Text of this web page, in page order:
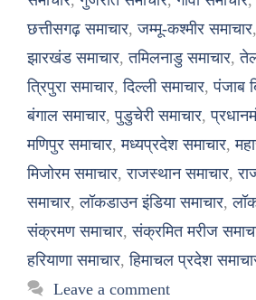
छत्तीसगढ़ समाचार,जम्मू-कश्मीर समाचार
झारखंड समाचार,तमिलनाडु समाचार,
त्रिपुरा समाचार,दिल्ली समाचार,पंजाब
बंगाल समाचार,पुडुचेरी समाचार,
मणिपुर समाचार,मध्यप्रदेश समाचार,
मिजोरम समाचार,राजस्थान समाचार,
समाचार,लॉकडाउन इंडिया समाचार,
संक्रमण समाचार,संक्रमित मरीज
हरियाणा समाचार,हिमाचल प्रदेश
Leave a comment